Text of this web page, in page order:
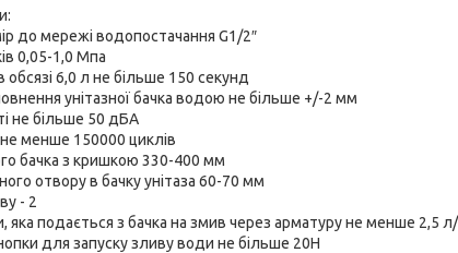
до мережі водопостачання G1/2″
0,05-1,0 Мпа
обсязі 6,0 л не більше 150 секунд
унітазної бачка водою не більше +/-2 мм
не більше 50 дБА
менше 150000 циклів
бачка з кришкою 330-400 мм
отвору в бачку унітаза 60-70 мм
- 2
яка подається з бачка на змив через арматуру не менше 2,5
для запуску зливу води не більше 20Н